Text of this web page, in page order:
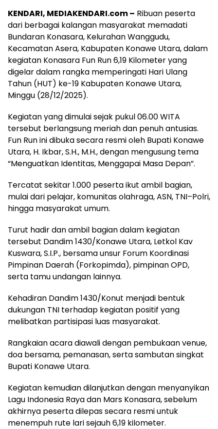
KENDARI, MEDIAKENDARI.com – Ribuan peserta
dari berbagai kalangan masyarakat memadati
Bundaran Konasara, Kelurahan Wanggudu,
Kecamatan Asera, Kabupaten Konawe Utara, dalam
kegiatan Konasara Fun Run 6,19 Kilometer yang
digelar dalam rangka memperingati Hari Ulang
Tahun (HUT) ke-19 Kabupaten Konawe Utara,
Minggu (28/12/2025).
Kegiatan yang dimulai sejak pukul 06.00 WITA
tersebut berlangsung meriah dan penuh antusias.
Fun Run ini dibuka secara resmi oleh Bupati Konawe
Utara, H. Ikbar, S.H., M.H., dengan mengusung tema
“Menguatkan Identitas, Menggapai Masa Depan”.
Tercatat sekitar 1.000 peserta ikut ambil bagian,
mulai dari pelajar, komunitas olahraga, ASN, TNI–Polri,
hingga masyarakat umum.
Turut hadir dan ambil bagian dalam kegiatan
tersebut Dandim 1430/Konawe Utara, Letkol Kav
Kuswara, S.I.P., bersama unsur Forum Koordinasi
Pimpinan Daerah (Forkopimda), pimpinan OPD,
serta tamu undangan lainnya.
Kehadiran Dandim 1430/Konut menjadi bentuk
dukungan TNI terhadap kegiatan positif yang
melibatkan partisipasi luas masyarakat.
Rangkaian acara diawali dengan pembukaan venue,
doa bersama, pemanasan, serta sambutan singkat
Bupati Konawe Utara.
Kegiatan kemudian dilanjutkan dengan menyanyikan
Lagu Indonesia Raya dan Mars Konasara, sebelum
akhirnya peserta dilepas secara resmi untuk
menempuh rute lari sejauh 6,19 kilometer.